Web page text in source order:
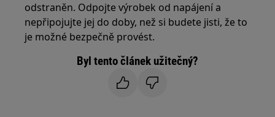
odstraněn. Odpojte výrobek od napájení a
nepřipojujte jej do doby, než si budete jisti, že to
je možné bezpečně provést.
Byl tento článek užitečný?